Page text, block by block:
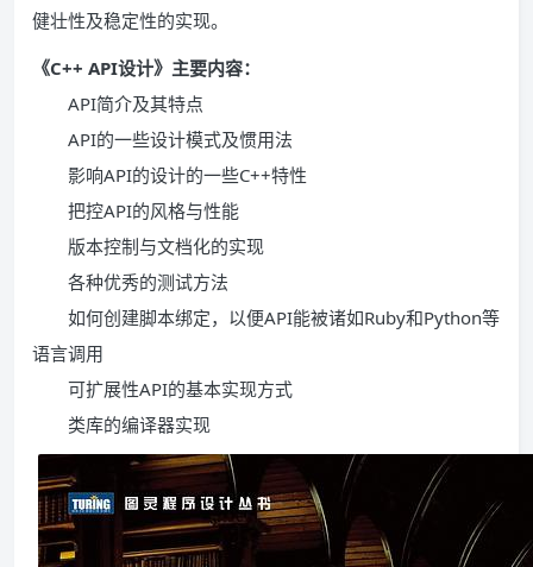
健壮性及稳定性的实现。
《C++ API设计》主要内容：
API简介及其特点
API的一些设计模式及惯用法
影响API的设计的一些C++特性
把控API的风格与性能
版本控制与文档化的实现
各种优秀的测试方法
如何创建脚本绑定，以便API能被诸如Ruby和Python等
语言调用
可扩展性API的基本实现方式
类库的编译器实现